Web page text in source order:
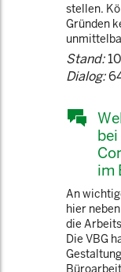
stellen.
Gründen
Stand:
Dialog:
im
An
hier
die
Die VBG